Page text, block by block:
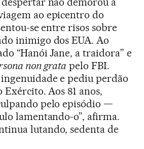
ao epicentro do
se entre risos sobre
inimigo dos EUA. Ao
“Hanói Jane, a traidora” e
non grata pelo FBI.
ingenuidade e pediu perdão
Exército. Aos 81 anos,
pelo episódio —
lamentando-o”, afirma.
lutando, sedenta de